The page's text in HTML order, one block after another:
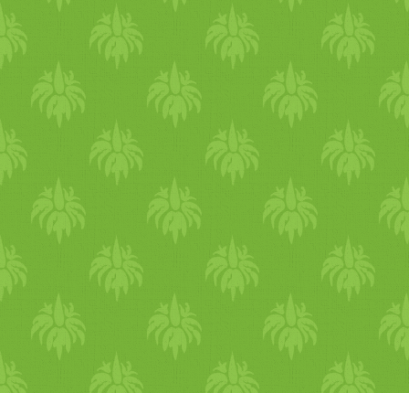
igen, akkor mit készítettek
belőle. Ha nem voltatok
akkor is kommentáljatok,
hogy például szeretnétek-e
menni! :) Kérem, hogy az
alábbi formula minden
pontját töltsétek ki; ha
kommentáltatok a blogon,